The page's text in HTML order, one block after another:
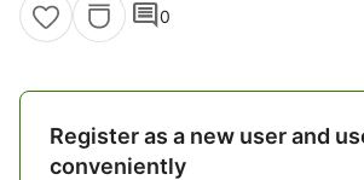
comment0
Register as a new user and
conveniently